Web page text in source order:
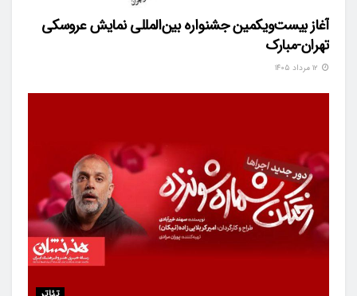
آغاز بیست‌ویکمین جشنواره بین‌المللی نمایش عروسکی
تهران-مبارک